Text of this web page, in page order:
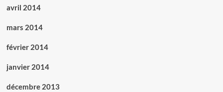
avril 2014
mars 2014
février 2014
janvier 2014
décembre 2013